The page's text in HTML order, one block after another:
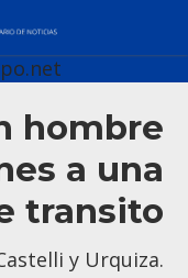
hombre
a una
transito
y Urquiza.